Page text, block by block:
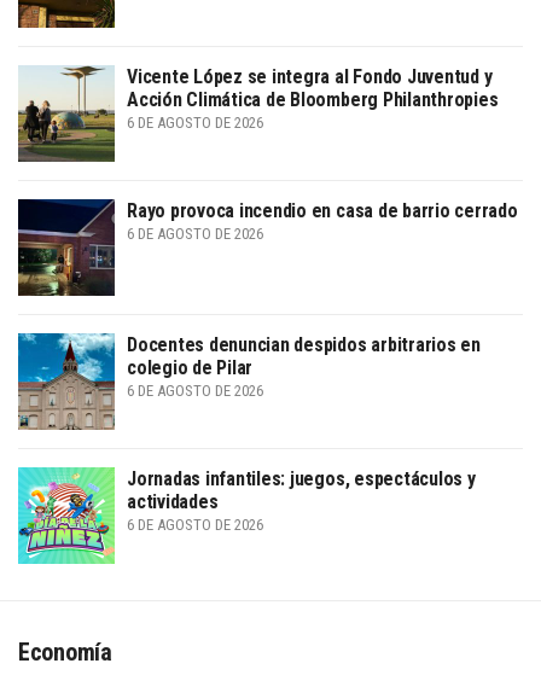
Vicente López se integra al Fondo Juventud y
Acción Climática de Bloomberg Philanthropies
6 DE AGOSTO DE 2026
Rayo provoca incendio en casa de barrio cerrado
6 DE AGOSTO DE 2026
Docentes denuncian despidos arbitrarios en
colegio de Pilar
6 DE AGOSTO DE 2026
Jornadas infantiles: juegos, espectáculos y
actividades
6 DE AGOSTO DE 2026
Economía